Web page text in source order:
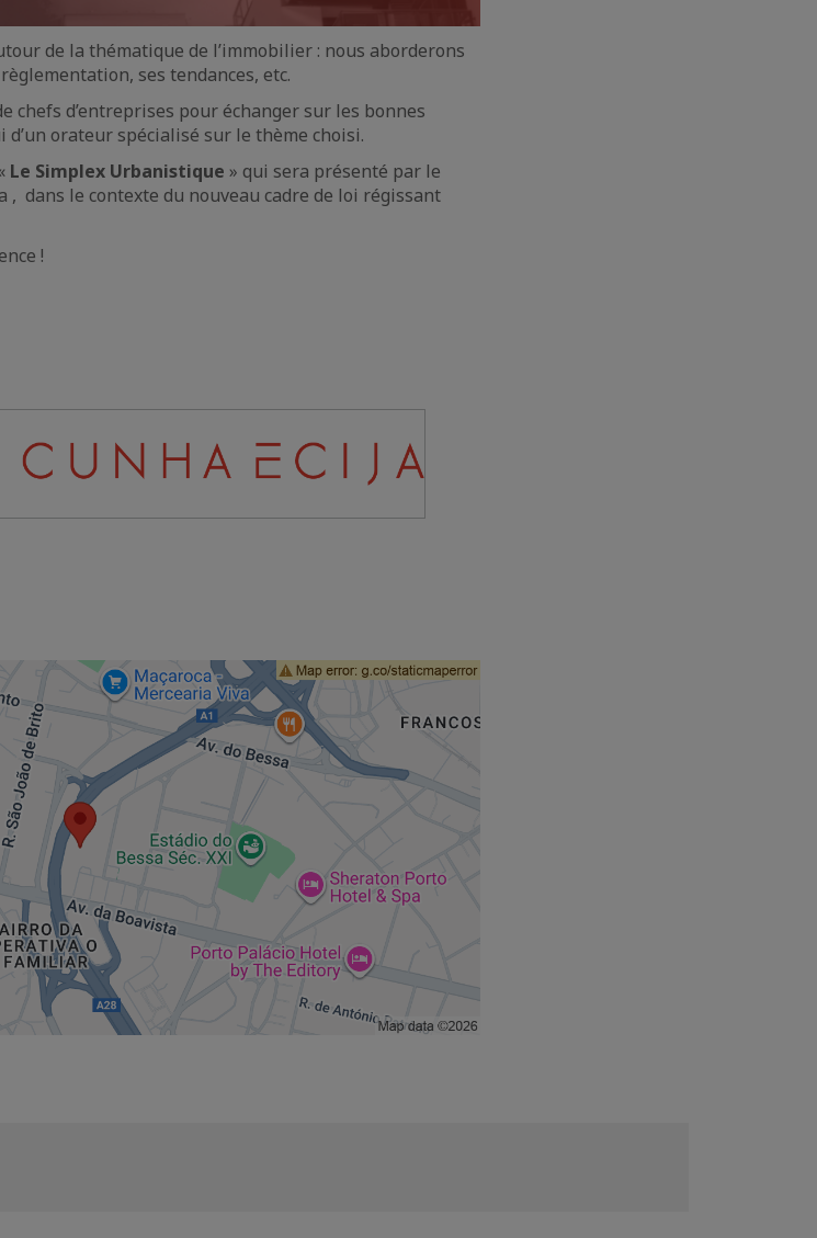
de la thématique de l’immobilier : nous aborderons
ses tendances, etc.
chefs d’entreprises pour échanger sur les bonnes
d’un orateur spécialisé sur le thème choisi.
Le Simplex Urbanistique » qui sera présenté par le
, dans le contexte du nouveau cadre de loi régissant
!